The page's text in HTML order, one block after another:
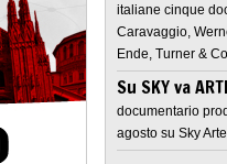
italiane cinque
Caravaggio,
Ende, Turner &
Su SKY va
documentario
agosto su Sky Arte